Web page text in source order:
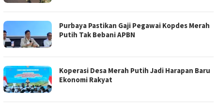
Purbaya Pastikan Gaji Pegawai Kopdes Merah
Putih Tak Bebani APBN
Koperasi Desa Merah Putih Jadi Harapan Baru
Ekonomi Rakyat